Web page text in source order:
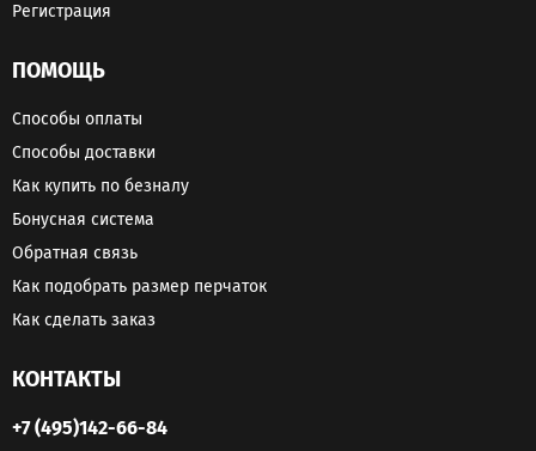
Регистрация
ПОМОЩЬ
Способы оплаты
Способы доставки
Как купить по безналу
Бонусная система
Обратная связь
Как подобрать размер перчаток
Как сделать заказ
КОНТАКТЫ
+7 (495)142-66-84